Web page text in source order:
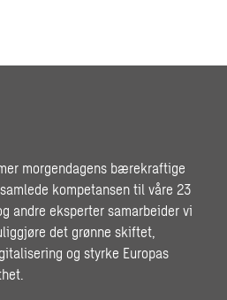
morgendagens bærekraftige
kompetansen til våre 23
andre eksperter samarbeider vi
det grønne skiftet,
og styrke Europas